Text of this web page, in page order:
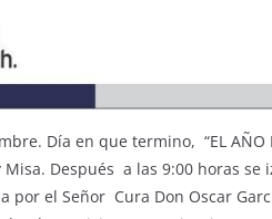
Día en que termino, “EL AÑO
Después a las 9:00 horas se
por el Señor Cura Don Oscar